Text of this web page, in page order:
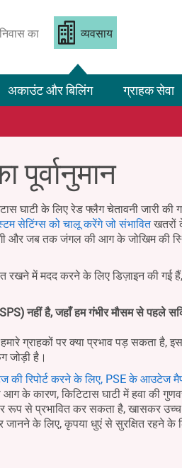
निवास का व्यवसाय
अकाउंट और बिलिंग ग्राहक सेवा
घाटी के लिए रेड फ्लैग चेतावनी जारी
सेटिंग्स को चालू करेंगे जो संभावितखतरों
और जब तक जंगल की आग के जोखिम की
रखने में मदद करने के लिए डिज़ाइन की गई
नहीं है, जहाँ हम गंभीर मौसम से पहले
ग्राहकों पर क्या प्रभाव पड़ सकता है,
जोड़ी है।
की रिपोर्ट करने के लिए, PSE के आउटेज
के कारण, किटिटास घाटी में हवा की
से प्रभावित कर सकता है, खासकर उच्च
के लिए, कृपया धुएं से सुरक्षित रहने के